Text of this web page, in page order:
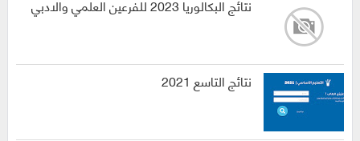
نتائج التاسع 2021